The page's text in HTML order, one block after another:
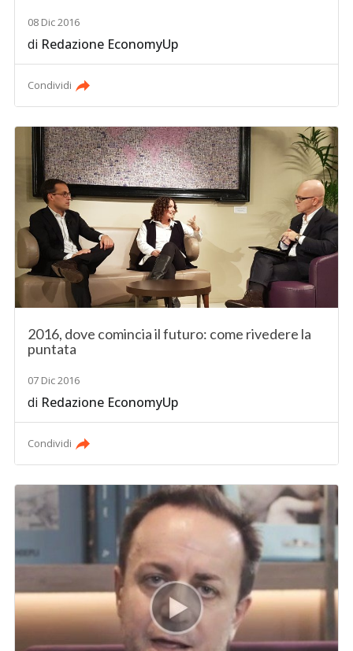
08 Dic 2016
di Redazione EconomyUp
Condividi
2016, dove comincia il futuro: come rivedere la
puntata
07 Dic 2016
di Redazione EconomyUp
Condividi